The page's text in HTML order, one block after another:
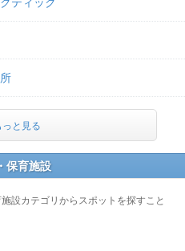
と見る
保育施設
設カテゴリからスポットを探すこと